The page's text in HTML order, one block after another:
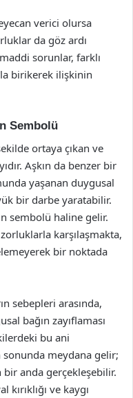
verici olursa
da göz ardı
sorunlar, farklı
birikerek ilişkinin
Sembolü
ortaya çıkan ve
Aşkın da benzer bir
yaşanan duygusal
bir darbe yaratabilir.
sembolü haline gelir.
karşılaşmakta,
bir noktada
sebepleri arasında,
bağın zayıflaması
bu ani
meydana gelir;
anda gerçekleşebilir.
ve kaygı